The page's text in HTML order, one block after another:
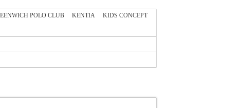
POLO CLUB KENTIA
KIDS CONCEPT